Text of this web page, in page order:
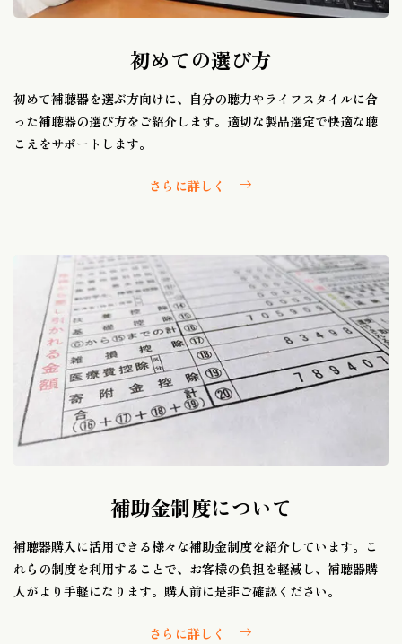
初めての選び方
初めて補聴器を選ぶ方向けに、自分の聴力やライフスタイルに合
った補聴器の選び方をご紹介します。適切な製品選定で快適な聴
こえをサポートします。
さらに詳しく
補助金制度について
補聴器購入に活用できる様々な補助金制度を紹介しています。こ
れらの制度を利用することで、お客様の負担を軽減し、補聴器購
入がより手軽になります。購入前に是非ご確認ください。
さらに詳しく